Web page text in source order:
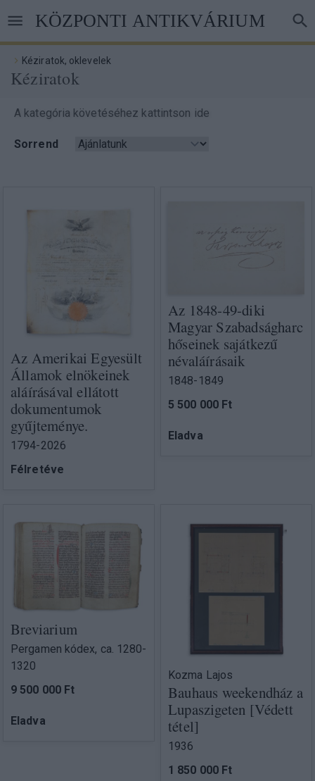
tartalomra
KÖZPONTI ANTIKVÁRIUM
Morzsa
Kéziratok, oklevelek
Kéziratok
A kategória követéséhez kattintson ide
Sorrend
Az Amerikai Egyesült
Államok elnökeinek
aláírásával ellátott
dokumentumok
gyűjteménye.
1794-2026
Félretéve
Az 1848-49-diki
Magyar Szabadságharc
hőseinek sajátkezű
névaláírásaik
1848-1849
5 500 000 Ft
Eladva
Breviarium
Pergamen kódex, ca. 1280-
1320
9 500 000 Ft
Eladva
Kozma Lajos
Bauhaus weekendház a
Lupaszigeten [Védett
tétel]
1936
1 850 000 Ft